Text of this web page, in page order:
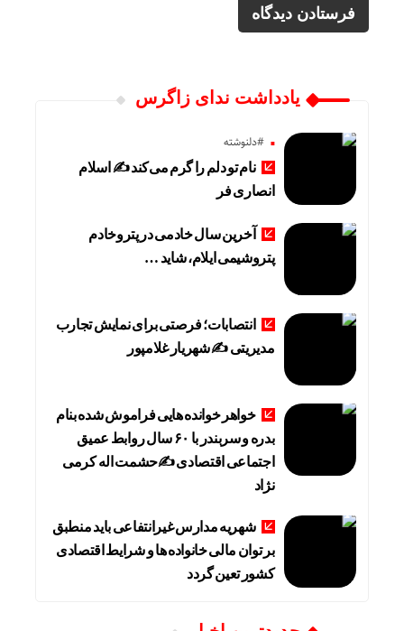
یادداشت ندای زاگرس
#دلنوشته
نام تو دلم را گرم می‌کند ✍️ اسلام
انصاری فر
آخرین سال خادمی در پتروخادم
پتروشیمی ایلام، شاید …
انتصابات؛ فرصتی برای نمایش تجارب
مدیریتی ✍ شهریار غلامپور
خواهر خوانده هایی فراموش شده بنام
بدره و سربندر با ۶۰ سال روابط عمیق
اجتماعی اقتصادی ✍حشمت اله کرمی
نژاد
شهریه مدارس غیرانتفاعی باید منطبق
بر توان مالی خانواده ها و شرایط اقتصادی
کشور تعین گردد